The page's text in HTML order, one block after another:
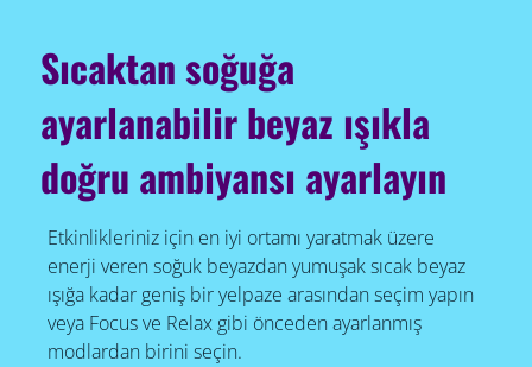
Sıcaktan soğuğa
ayarlanabilir beyaz ışıkla
doğru ambiyansı ayarlayın
Etkinlikleriniz için en iyi ortamı yaratmak üzere
enerji veren soğuk beyazdan yumuşak sıcak beyaz
ışığa kadar geniş bir yelpaze arasından seçim yapın
veya Focus ve Relax gibi önceden ayarlanmış
modlardan birini seçin.